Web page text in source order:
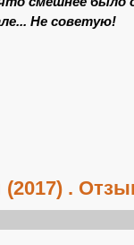
Не советую!
(2017) .